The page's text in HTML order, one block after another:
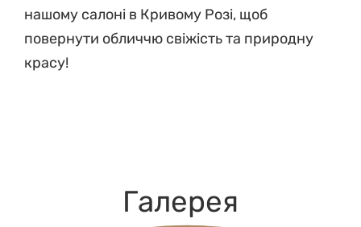
нашому салоні в Кривому Розі, щоб
повернути обличчю свіжість та природну
красу!
Галерея